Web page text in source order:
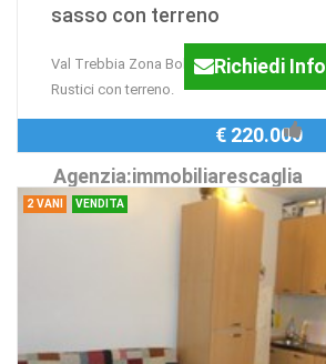
sasso con terreno
Val Trebbia Zona Bobbio vendesi
Rustici con terreno.
Richiedi Info
Agenzia:immobiliarescaglia
€ 220.000
2 VANI VENDITA